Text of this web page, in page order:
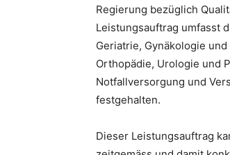
Regierung bezüglich
Leistungsauftrag umfasst
Geriatrie, Gynäkologie
Orthopädie, Urologie und
Notfallversorgung und
festgehalten.
Dieser Leistungsauftrag